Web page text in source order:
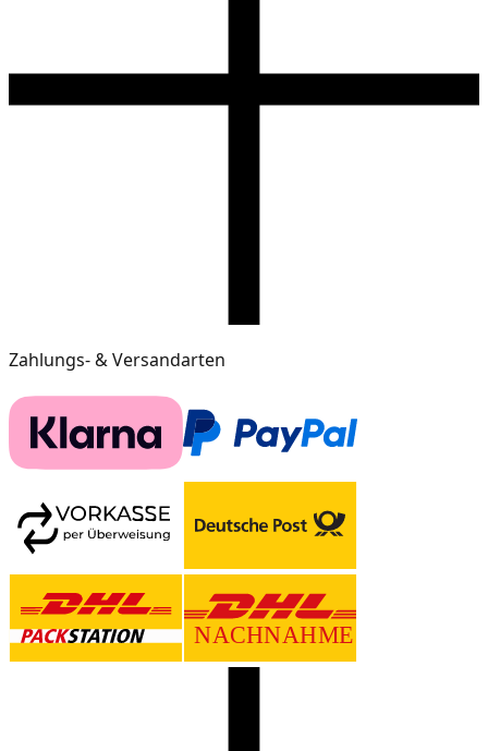
Zahlungs- & Versandarten